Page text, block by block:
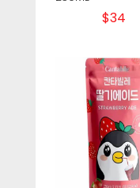
$34